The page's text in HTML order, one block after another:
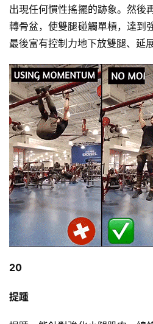
出現任何慣性搖擺的跡象。然後
轉骨盆，使雙腿碰觸單槓，達到
最後富有控制力地下放雙腿、延
20
提踵